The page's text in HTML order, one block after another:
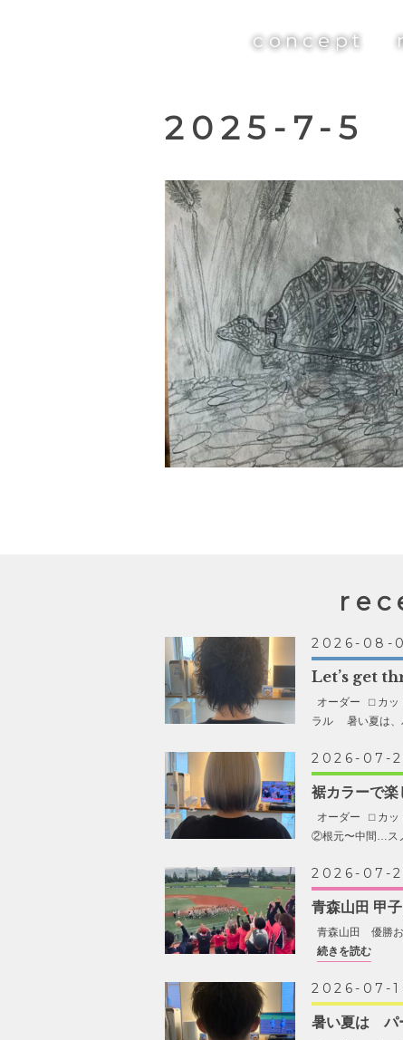
concept
2025-7-5
2026-08-
Let’s get
オーダー ⬜︎ カ
ラル 暑い夏は、
2026-07-
裾カラーで楽
オーダー ⬜︎ カ
②根元〜中間…ス
2026-07-
青森山田 甲
青森山田 優勝お
続きを読む
2026-07-
暑い夏は パ